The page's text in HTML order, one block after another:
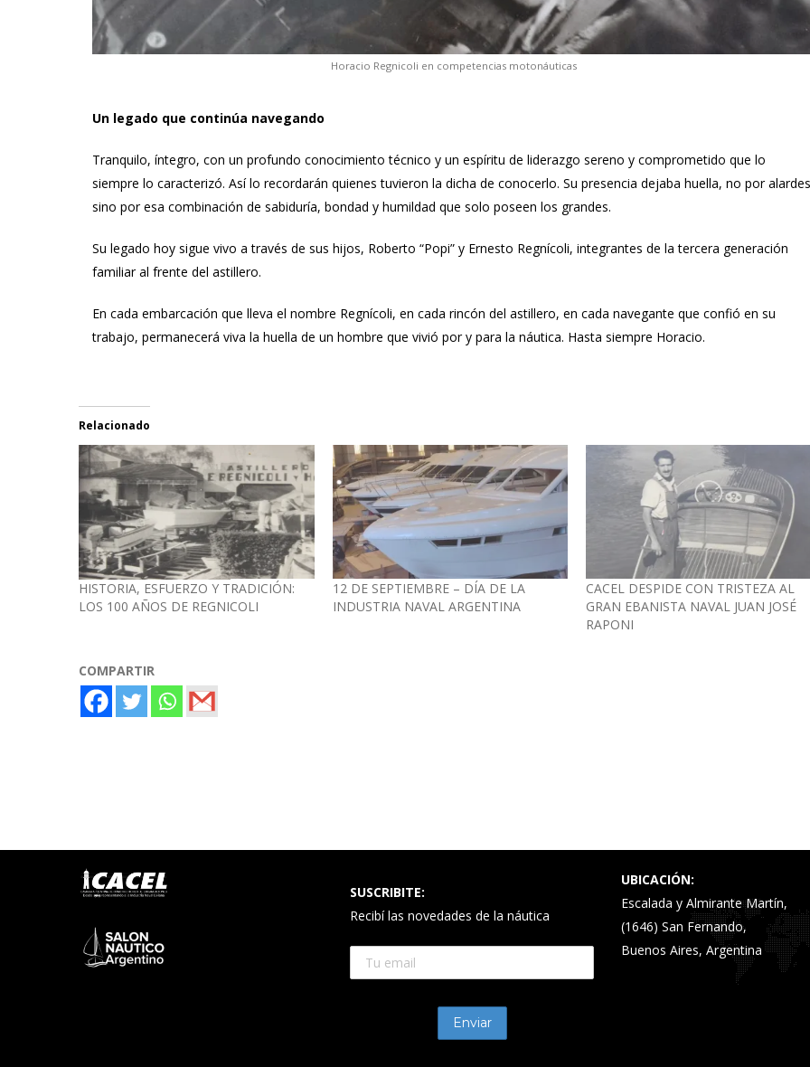
Horacio Regnicoli en competencias motonáuticas
Un legado que continúa navegando
Tranquilo, íntegro, con un profundo conocimiento técnico y un espíritu de liderazgo sereno y comprometido que lo
siempre lo caracterizó. Así lo recordarán quienes tuvieron la dicha de conocerlo. Su presencia dejaba huella, no por
sino por esa combinación de sabiduría, bondad y humildad que solo poseen los grandes.
Su legado hoy sigue vivo a través de sus hijos, Roberto “Popi” y Ernesto Regnícoli, integrantes de la tercera generación
familiar al frente del astillero.
En cada embarcación que lleva el nombre Regnícoli, en cada rincón del astillero, en cada navegante que confió en su
trabajo, permanecerá viva la huella de un hombre que vivió por y para la náutica. Hasta siempre Horacio.
Relacionado
HISTORIA, ESFUERZO Y TRADICIÓN:
LOS 100 AÑOS DE REGNICOLI
12 DE SEPTIEMBRE – DÍA DE LA
INDUSTRIA NAVAL ARGENTINA
CACEL DESPIDE CON TRISTEZA AL
GRAN EBANISTA NAVAL JUAN JOSÉ
RAPONI
COMPARTIR
SUSCRIBITE:
Recibí las novedades de la náutica
UBICACIÓN:
Escalada y Almirante Martín,
(1646) San Fernando,
Buenos Aires, Argentina